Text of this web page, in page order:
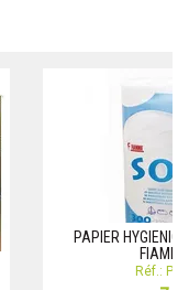
PAPIER
Réf.: